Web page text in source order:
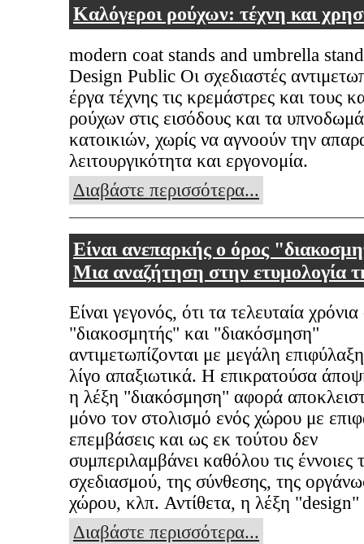
Καλόγεροι ρούχων: τέχνη και
modern coat stands and umbrella
Design Public Οι σχεδιαστές
έργα τέχνης τις κρεμάστρες και τους
ρούχων στις εισόδους και τα
κατοικιών, χωρίς να αγνοούν την
λειτουργικότητα και εργονομία.
Διαβάστε περισσότερα...
Είναι ανεπαρκής ο όρος
Μια αναζήτηση στην ετυμολογία
Είναι γεγονός, ότι τα τελευταία χρόνια
"διακοσμητής" και "διακόσμηση"
αντιμετωπίζονται με μεγάλη
λίγο απαξιωτικά. Η επικρατούσα
η λέξη "διακόσμηση" αφορά
μόνο τον στολισμό ενός χώρου με
επεμβάσεις και ως εκ τούτου δεν
συμπεριλαμβάνει καθόλου τις έννοιες
σχεδιασμού, της σύνθεσης, της
χώρου, κλπ. Αντίθετα, η λέξη
Διαβάστε περισσότερα...